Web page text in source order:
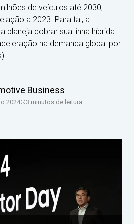
de veículos até 2030,
a 2023. Para tal, a
planeja dobrar sua linha híbrida
na demanda global por
Business
2024 3 minutos de leitura